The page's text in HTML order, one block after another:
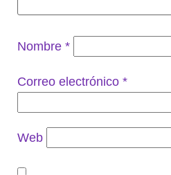
Nombre *
Correo electrónico *
Web